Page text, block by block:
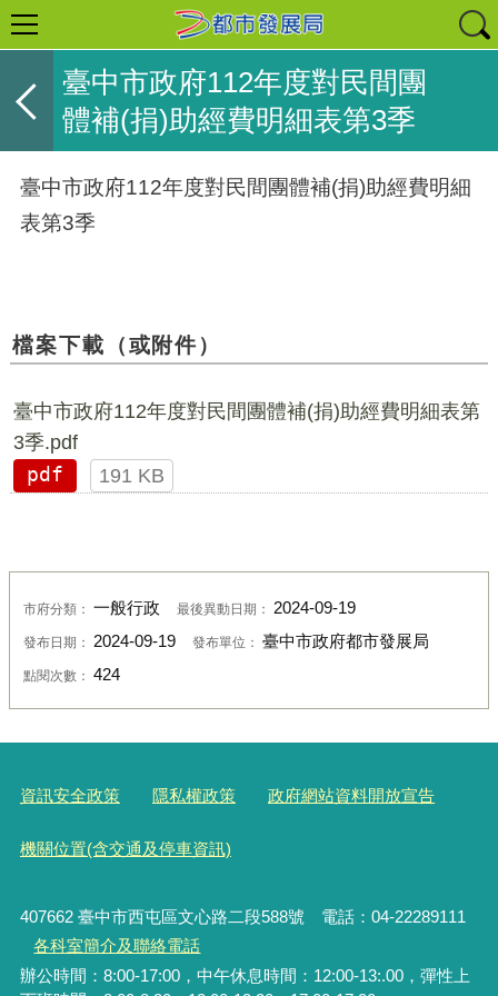
臺中市政府112年度對民間團
體補(捐)助經費明細表第3季
臺中市政府112年度對民間團體補(捐)助經費明細
表第3季
檔案下載（或附件）
臺中市政府112年度對民間團體補(捐)助經費明細表第
3季.pdf
pdf
191 KB
市府分類： 一般行政 最後異動日期： 2024-09-19
發布日期： 2024-09-19 發布單位： 臺中市政府都市發展局
點閱次數： 424
資訊安全政策 隱私權政策 政府網站資料開放宣告
機關位置(含交通及停車資訊)
407662 臺中市西屯區文心路二段588號 電話：04-22289111
各科室簡介及聯絡電話
辦公時間：8:00-17:00，中午休息時間：12:00-13:.00，彈性上